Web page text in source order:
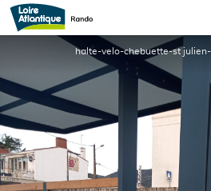
Abris vélos avec recharge VAE -